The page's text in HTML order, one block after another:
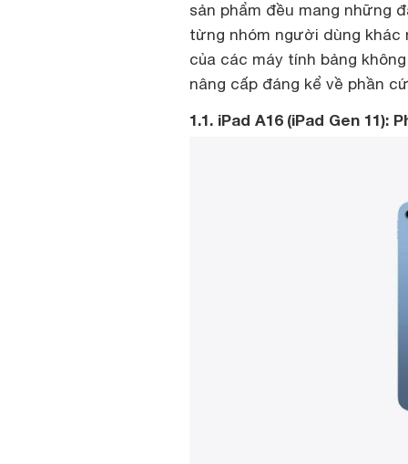
sản phẩm đều mang những
từng nhóm người dùng khác
của các máy tính bảng
nâng cấp đáng kể về phần
1.1. iPad A16 (iPad Gen 11):